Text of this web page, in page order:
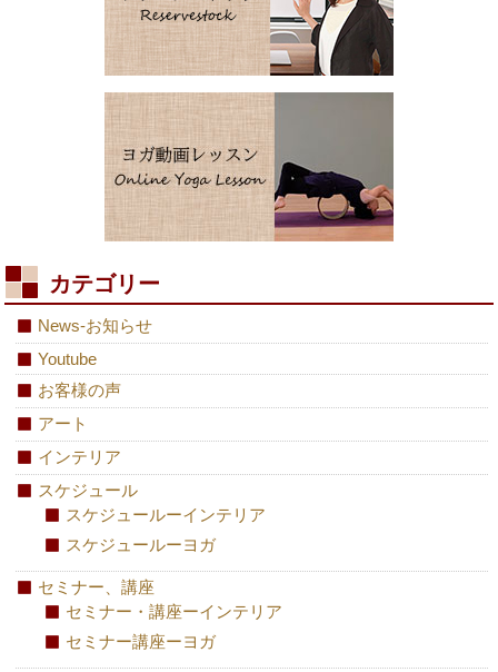
カテゴリー
News-お知らせ
Youtube
お客様の声
アート
インテリア
スケジュール
スケジュールーインテリア
スケジュールーヨガ
セミナー、講座
セミナー・講座ーインテリア
セミナー講座ーヨガ